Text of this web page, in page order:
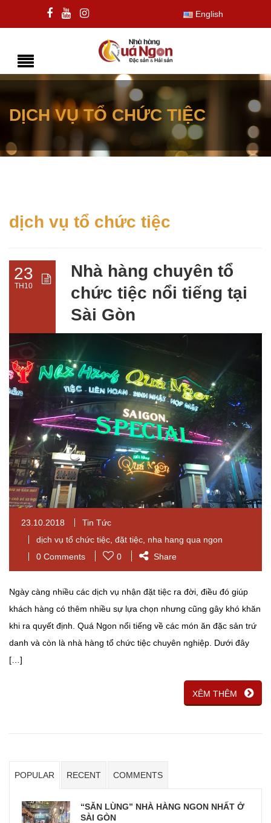
English
DỊCH VỤ TỔ CHỨC TIỆC
dịch vụ tổ chức tiệc
23
TH10
Nhà hàng chuyên tổ
chức tiệc nổi tiếng tại
Sài Gòn
23.10.2018
Tin Tức
dịch vụ tổ chức tiệc đặt tiệc nha hang qua ngon
0 Comments
0 Share
Ngày càng nhiều các dịch vụ nhận đặt tiệc ra đời, điều đó giúp
khách hàng có thêm nhiều sự lựa chọn nhưng cũng gây khó khăn
khi ra quyết định. Quá Ngon nổi tiếng về các món ăn đặc sản trứ
danh và còn là nhà hàng tổ chức tiệc chuyên nghiệp. Dưới đây
[…]
XÊM THÊM
POPULAR RECENT COMMENTS
“SĂN LÙNG” NHÀ HÀNG NGON NHẤT Ở
SÀI GÒN